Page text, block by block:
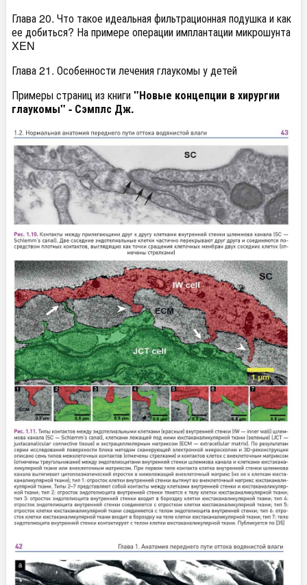
Глава 20. Что такое идеальная фильтрационная подушка и как
ее добиться? На примере операции имплантации микрошунта
XEN
Глава 21. Особенности лечения глаукомы у детей
Примеры страниц из книги"Новые концепции в хирургии
глаукомы" - Сэмплс Дж.